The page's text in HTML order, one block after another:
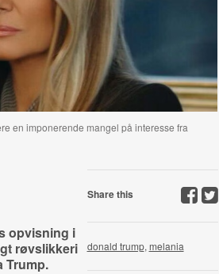
en imponerende mangel på interesse fra
opvisning i
røvslikkeri
Trump.
Share this
donald trump, melania